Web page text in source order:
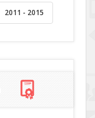
2011 - 2015